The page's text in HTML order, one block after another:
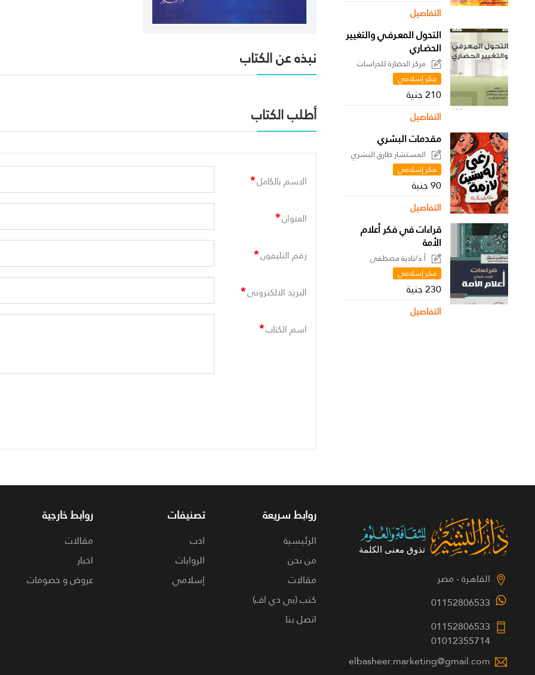
التفاصيل
التحول المعـرفـي والتغيير
الحضـاري
مركز الحضارة للدراسات
السياسية
فكر إسلامي
210 جنية
التفاصيل
مقدمات البشري
المستشار طارق البشري
فكر إسلامي
90 جنية
التفاصيل
قراءات في فكر أعلام
الأمة
أ.د/نادية مصطفى
فكر إسلامي
230 جنية
التفاصيل
نبذه عن الكتاب
أطلب الكتاب
الاسم بالكامل*
العنوان*
رقم التليفون*
البريد الالكترونى*
اسم الكتاب*
القاهرة - مصر
01152806533
01152806533
01012355714
elbasheer.marketing@gmail.com
روابط سريعة
الرئيسية
من نحن
مقالات
كتب (بي دي اف)
اتصل بنا
تصنيفات
ادب
الروايات
إسلامي
روابط خارجية
مقالات
اخبار
عروض و خصومات